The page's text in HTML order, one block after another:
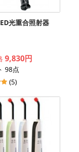
光重合照射器
9,830円
98点
(5)